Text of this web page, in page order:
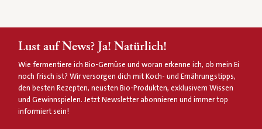
Lust auf News? Ja! Natürlich!
Wie fermentiere ich Bio-Gemüse und woran erkenne ich, ob mein Ei
noch frisch ist? Wir versorgen dich mit Koch- und Ernährungstipps,
den besten Rezepten, neusten Bio-Produkten, exklusivem Wissen
und Gewinnspielen. Jetzt Newsletter abonnieren und immer top
informiert sein!